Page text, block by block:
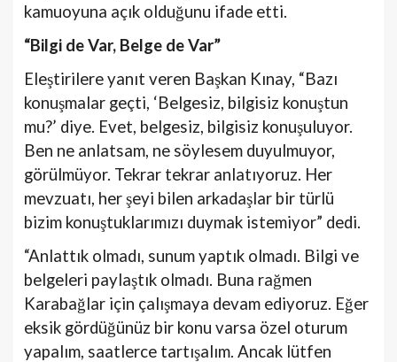
kamuoyuna açık olduğunu ifade etti.
“Bilgi de Var, Belge de Var”
Eleştirilere yanıt veren Başkan Kınay, “Bazı
konuşmalar geçti, ‘Belgesiz, bilgisiz konuştun
mu?’ diye. Evet, belgesiz, bilgisiz konuşuluyor.
Ben ne anlatsam, ne söylesem duyulmuyor,
görülmüyor. Tekrar tekrar anlatıyoruz. Her
mevzuatı, her şeyi bilen arkadaşlar bir türlü
bizim konuştuklarımızı duymak istemiyor” dedi.
“Anlattık olmadı, sunum yaptık olmadı. Bilgi ve
belgeleri paylaştık olmadı. Buna rağmen
Karabağlar için çalışmaya devam ediyoruz. Eğer
eksik gördüğünüz bir konu varsa özel oturum
yapalım, saatlerce tartışalım. Ancak lütfen